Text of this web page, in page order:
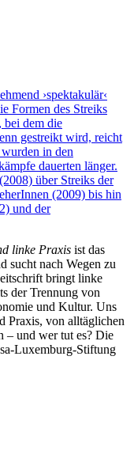
›spektakulär‹
Formen des Streiks
bei dem die
gestreikt wird, reicht
in den
dauerten länger.
über Streiks der
(2009) bis hin
und der
linke Praxis ist das
sucht nach Wegen zu
bringt linke
der Trennung von
und Kultur. Uns
Praxis, von alltäglichen
– und wer tut es? Die
Luxemburg-Stiftung